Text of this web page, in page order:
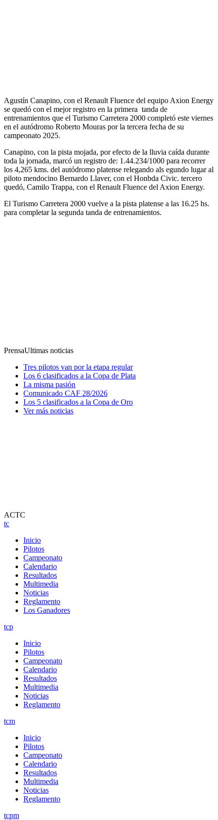
Agustín Canapino, con el Renault Fluence del equipo Axion Energy
se quedó con el mejor registro en la primera tanda de
entrenamientos que el Turismo Carretera 2000 completó este viernes
en el autódromo Roberto Mouras por la tercera fecha de su
campeonato 2025.
Canapino, con la pista mojada, por efecto de la lluvia caída durante
toda la jornada, marcó un registro de: 1.44.234/1000 para recorrer
los 4,265 kms. del autódromo platense relegando als egundo lugar al
piloto mendocino Bernardo Llaver, con el Honbda Civic. tercero
quedó, Camilo Trappa, con el Renault Fluence del Axion Energy.
El Turismo Carretera 2000 vuelve a la pista platense a las 16.25 hs.
para completar la segunda tanda de entrenamientos.
PrensaUltimas noticias
Tres pilotos van por la etapa regular
Los 6 clasificados a la Copa de Plata
La misma pasión
Comunicado CAF 28/2026
Los 5 clasificados a la Copa de Oro
Ver más noticias
ACTC
tc
Inicio
Pilotos
Campeonato
Calendario
Resultados
Multimedia
Noticias
Reglamento
Los Ganadores
tcp
Inicio
Pilotos
Campeonato
Calendario
Resultados
Multimedia
Noticias
Reglamento
tcm
Inicio
Pilotos
Campeonato
Calendario
Resultados
Multimedia
Noticias
Reglamento
tcpm